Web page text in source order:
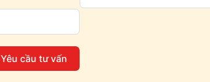
Yêu cầu tư vấn